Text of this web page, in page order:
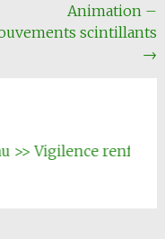
Animation –
scintillants
→
renforcée |||